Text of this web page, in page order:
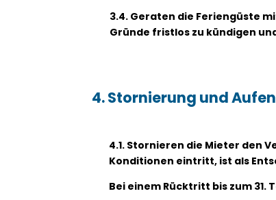
3.4. Geraten die Feriengüste
Gründe fristlos zu kündigen
4.Stornierung und
4.1. Stornieren die Mieter den
Konditionen eintritt, ist als
Bei einem Rücktritt bis zum 31.